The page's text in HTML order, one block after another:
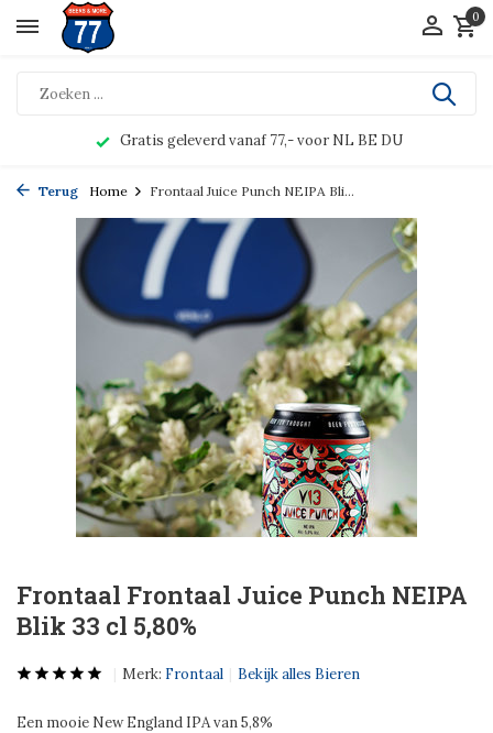
0
Gratis geleverd vanaf 77,- voor NL BE DU
Terug Home Frontaal Juice Punch NEIPA Bli...
Frontaal Frontaal Juice Punch NEIPA
Blik 33 cl 5,80%
Merk: Frontaal Bekijk alles Bieren
Een mooie New England IPA van 5,8%